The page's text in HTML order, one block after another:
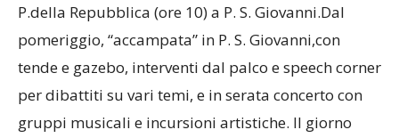
P.della Repubblica (ore 10) a P. S. Giovanni.Dal
pomeriggio, “accampata” in P. S. Giovanni,con
tende e gazebo, interventi dal palco e speech corner
per dibattiti su vari temi, e in serata concerto con
gruppi musicali e incursioni artistiche. Il giorno